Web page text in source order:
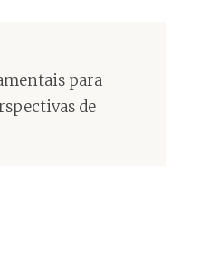
para
de